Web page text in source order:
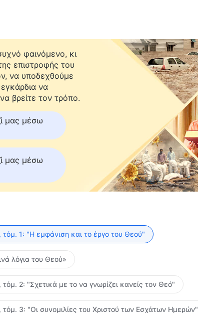
φαινόμενο, κι
επιστροφής του
να υποδεχθούμε
να
βρείτε τον τρόπο.
μας μέσω
μας μέσω
1: "Η εμφάνιση και το έργο του Θεού"
λόγια του Θεού»
2: "Σχετικά με το να γνωρίζει κανείς τον Θεό"
τόμ. 3: "Οι συνομιλίες του Χριστού των Εσχάτων Ημερών"